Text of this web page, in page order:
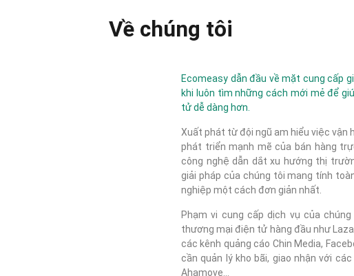
Về chúng tôi
Ecomeasy dẫn đầu về mặt cung cấp
khi luôn tìm những cách mới mẻ để
tử dễ dàng hơn.
Xuất phát từ đội ngũ am hiểu việc
phát triển mạnh mẽ của bán hàng
công nghệ dẫn dắt xu hướng thị
giải pháp của chúng tôi mang tính
nghiệp một cách đơn giản nhất.
Phạm vi cung cấp dịch vụ của
thương mại điện tử hàng đầu như
các kênh quảng cáo Chin Media,
cần quản lý kho bãi, giao nhận với
Ahamove...